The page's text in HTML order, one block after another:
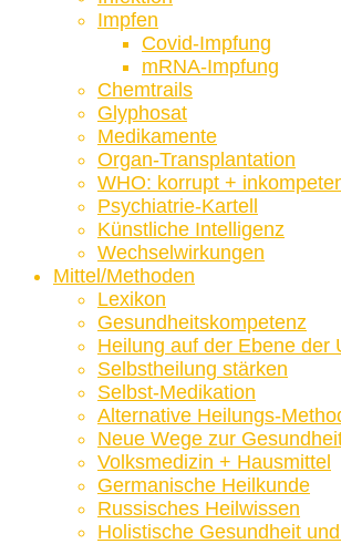
Impfen
Covid-Impfung
mRNA-Impfung
Chemtrails
Glyphosat
Medikamente
Organ-Transplantation
WHO: korrupt +
Psychiatrie-Kartell
Künstliche Intelligenz
Wechselwirkungen
Mittel/Methoden
Lexikon
Gesundheitskompetenz
Heilung auf der Ebene der
Selbstheilung stärken
Selbst-Medikation
Alternative Heilungs-
Neue Wege zur
Volksmedizin + Hausmittel
Germanische Heilkunde
Russisches Heilwissen
Holistische Gesundheit